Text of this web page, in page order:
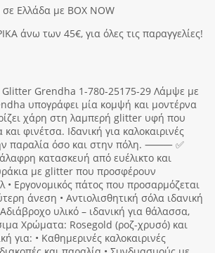
Ελλάδα με BOX NOW
άνω των 45€, για όλες τις παραγγελίες!
Glitter Grendha 1-780-25175-29 Λάμψε με
υπογράφει μία κομψή και μοντέρνα
χάρη στη λαμπερή glitter υφή που
φινέτσα. Ιδανική για καλοκαιρινές
παραλία όσο και στην πόλη. ⸻ ✅
κατασκευή από ευέλικτο και
με glitter που προσφέρουν
• Εργονομικός πάτος που προσαρμόζεται
άνεση • Αντιολισθητική σόλα ιδανική
υλικό – ιδανική για θάλασσα,
Χρώματα: Rosegold (ροζ-χρυσό) και
• Καθημερινές καλοκαιρινές